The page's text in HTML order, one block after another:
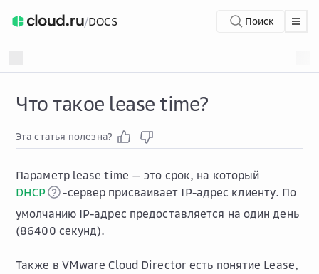
/DOCS Поиск
Что такое lease time?
Эта статья полезна?
Параметр lease time — это срок, на который
DHCP
-сервер присваивает IP-адрес клиенту. По
умолчанию IP-адрес предоставляется на один день
(86400 секунд).
Также в VMware Cloud Director есть понятие Lease,